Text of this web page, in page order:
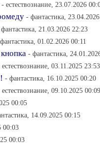
- естествознание, 23.07.2026
- фантастика,
21.03.2026 22:23
01.02.2026 00:11
- фантастика,
естествознание, 03.11.2025 23:53
- фантастика, 16.10.2025 00:20
естествознание, 09.10.2025 00:09
00:05
14.09.2025 00:15
00:03
00:03